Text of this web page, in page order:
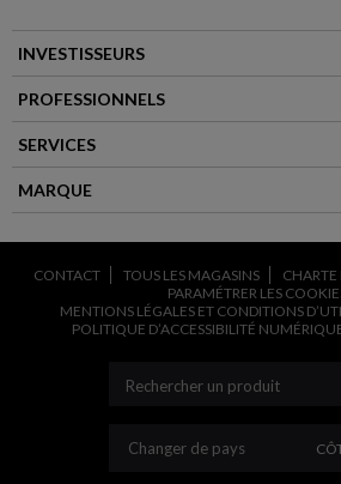
INVESTISSEURS
PROFESSIONNELS
SERVICES
MARQUE
CONTACT TOUS LES MAGASINS
PARAMÉTRER LES
MENTIONS LÉGALES ET CONDITIONS
POLITIQUE D’ACCESSIBILITÉ
Changer de pays